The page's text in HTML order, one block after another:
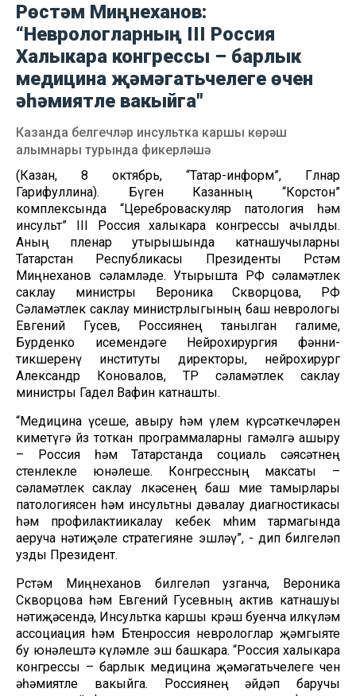
Рөстәм Миңнеханов:
“Неврологларның III Россия
Халыкара конгрессы – барлык
медицина җәмәгатьчелеге өчен
әһәмиятле вакыйга"
Казанда белгечләр инсультка каршы көрәш
алымнары турында фикерләшә
(Казан, 8 октябрь, “Татар-информ”, Гөлнар
Гарифуллина). Бүген Казанның “Корстон”
комплексында “Цереброваскуляр патология һәм
инсульт” III Россия халыкара конгрессы ачылды.
Аның пленар утырышында катнашучыларны
Татарстан Республикасы Президенты Рөстәм
Миңнеханов сәламләде. Утырышта РФ сәламәтлек
саклау министры Вероника Скворцова, РФ
Сәламәтлек саклау министрлыгының баш неврологы
Евгений Гусев, Россиянең танылган галиме,
Бурденко исемендәге Нейрохирургия фәнни-
тикшеренү институты директоры, нейрохирург
Александр Коновалов, ТР сәламәтлек саклау
министры Гадел Вафин катнашты.
“Медицина үсеше, авыру һәм үлем күрсәткечләрен
киметүгә йөз тоткан программаларны гамәлгә ашыру
– Россия һәм Татарстанда социаль сәясәтнең
өстенлекле юнәлеше. Конгрессның максаты –
сәламәтлек саклау өлкәсенең баш мие тамырлары
патологиясен һәм инсультны дәвалау диагностикасы
һәм профилактиикалау кебек мөһим тармагында
аеруча нәтиҗәле стратегияне эшләү”, - дип билгеләп
узды Президент.
Рөстәм Миңнеханов билгеләп узганча, Вероника
Скворцова һәм Евгений Гусевның актив катнашуы
нәтиҗәсендә, Инсультка каршы көрәш буенча илкүләм
ассоциация һәм Бөтенроссия неврологлар җәмгыяте
бу юнәлештә күләмле эш башкара. “Россия халыкара
конгрессы – барлык медицина җәмәгатьчелеге өчен
әһәмиятле вакыйга. Россиянең әйдәп баручы